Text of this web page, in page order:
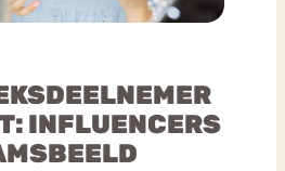
INFLUENCERS